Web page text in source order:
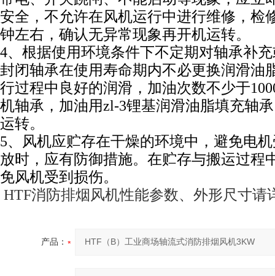
安全，不允许在风机运行中进行维修，检
钟左右，确认无异常现象再开机运转。
4、根据使用环境条件下不定期对轴承补
封闭轴承在使用寿命期内不必更换润滑油
行过程中良好的润滑，加油次数不少于
机轴承，加油用zl-3锂基润滑油脂填充轴
运转。
5、风机应贮存在干燥的环境中，避免电
放时，应有防御措施。在贮存与搬运过程
免风机受到损伤。
HTF消防排烟风机性能参数、外形尺寸请
产品：